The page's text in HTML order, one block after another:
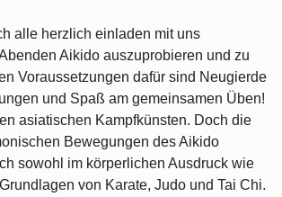
alle herzlich einladen mit uns
Aikido auszuprobieren und zu
Voraussetzungen dafür sind Neugierde
und Spaß am gemeinsamen Üben!
asiatischen Kampfkünsten. Doch die
Bewegungen des Aikido
sowohl im körperlichen Ausdruck wie
von Karate, Judo und Tai Chi.